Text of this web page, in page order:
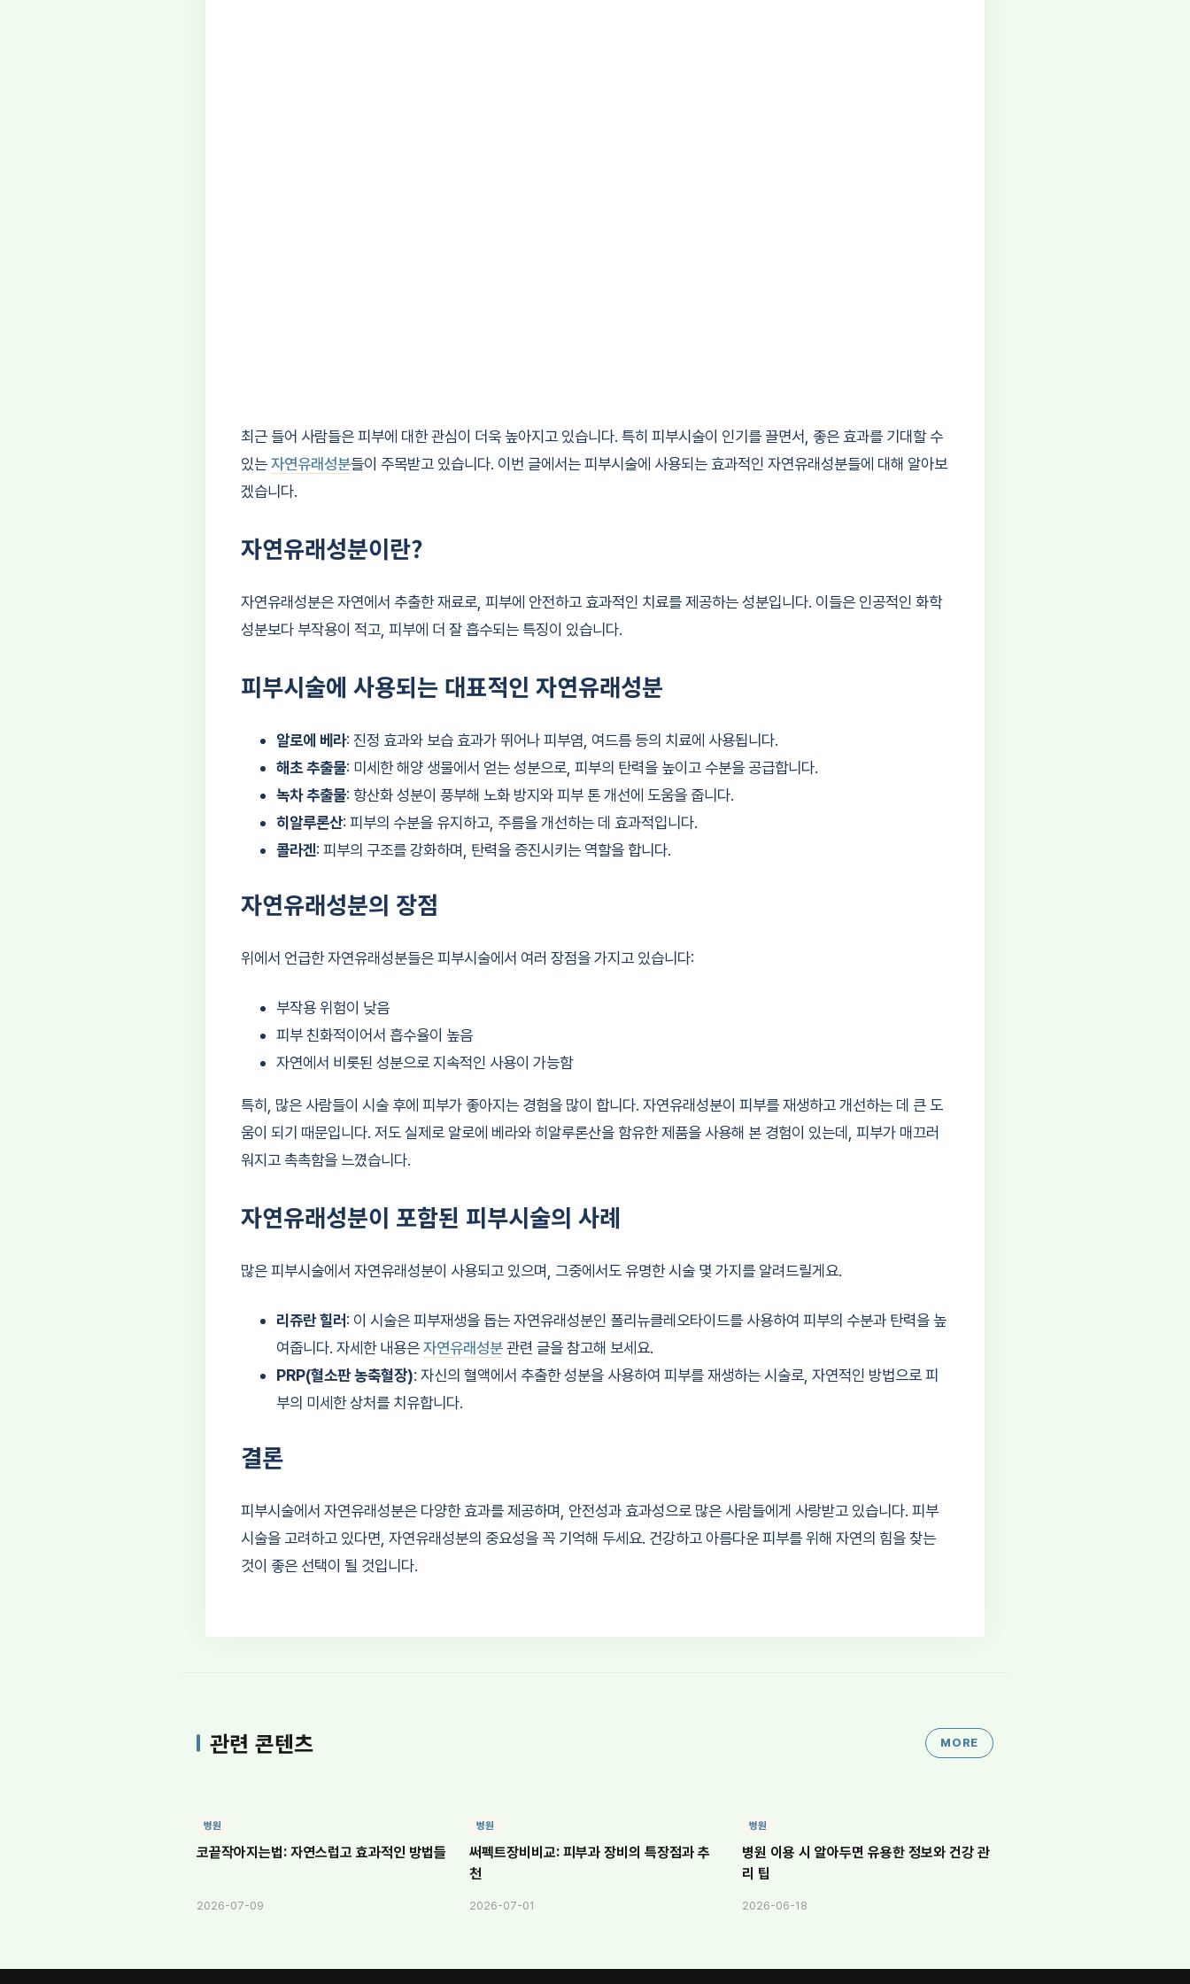
최근 들어 사람들은 피부에 대한 관심이 더욱 높아지고 있습니다. 특히 피부시술이 인기를 끌면서, 좋은 효과를 기대할 수
있는자연유래성분들이 주목받고 있습니다. 이번 글에서는 피부시술에 사용되는 효과적인 자연유래성분들에 대해 알아보
겠습니다.
자연유래성분이란?
자연유래성분은 자연에서 추출한 재료로, 피부에 안전하고 효과적인 치료를 제공하는 성분입니다. 이들은 인공적인 화학
성분보다 부작용이 적고, 피부에 더 잘 흡수되는 특징이 있습니다.
피부시술에 사용되는 대표적인 자연유래성분
알로에 베라: 진정 효과와 보습 효과가 뛰어나 피부염, 여드름 등의 치료에 사용됩니다.
해초 추출물: 미세한 해양 생물에서 얻는 성분으로, 피부의 탄력을 높이고 수분을 공급합니다.
녹차 추출물: 항산화 성분이 풍부해 노화 방지와 피부 톤 개선에 도움을 줍니다.
히알루론산: 피부의 수분을 유지하고, 주름을 개선하는 데 효과적입니다.
콜라겐: 피부의 구조를 강화하며, 탄력을 증진시키는 역할을 합니다.
자연유래성분의 장점
위에서 언급한 자연유래성분들은 피부시술에서 여러 장점을 가지고 있습니다:
부작용 위험이 낮음
피부 친화적이어서 흡수율이 높음
자연에서 비롯된 성분으로 지속적인 사용이 가능함
특히, 많은 사람들이 시술 후에 피부가 좋아지는 경험을 많이 합니다. 자연유래성분이 피부를 재생하고 개선하는 데 큰 도
움이 되기 때문입니다. 저도 실제로 알로에 베라와 히알루론산을 함유한 제품을 사용해 본 경험이 있는데, 피부가 매끄러
워지고 촉촉함을 느꼈습니다.
자연유래성분이 포함된 피부시술의 사례
많은 피부시술에서 자연유래성분이 사용되고 있으며, 그중에서도 유명한 시술 몇 가지를 알려드릴게요.
리쥬란 힐러: 이 시술은 피부재생을 돕는 자연유래성분인 폴리뉴클레오타이드를 사용하여 피부의 수분과 탄력을 높
여줍니다. 자세한 내용은자연유래성분관련 글을 참고해 보세요.
PRP(혈소판 농축혈장): 자신의 혈액에서 추출한 성분을 사용하여 피부를 재생하는 시술로, 자연적인 방법으로 피
부의 미세한 상처를 치유합니다.
결론
피부시술에서 자연유래성분은 다양한 효과를 제공하며, 안전성과 효과성으로 많은 사람들에게 사랑받고 있습니다. 피부
시술을 고려하고 있다면, 자연유래성분의 중요성을 꼭 기억해 두세요. 건강하고 아름다운 피부를 위해 자연의 힘을 찾는
것이 좋은 선택이 될 것입니다.
관련 콘텐츠 MORE
병원
코끝작아지는법: 자연스럽고 효과적인 방법들
2026-07-09
병원
써펙트장비비교: 피부과 장비의 특장점과 추
천
2026-07-01
병원
병원 이용 시 알아두면 유용한 정보와 건강 관
리 팁
2026-06-18